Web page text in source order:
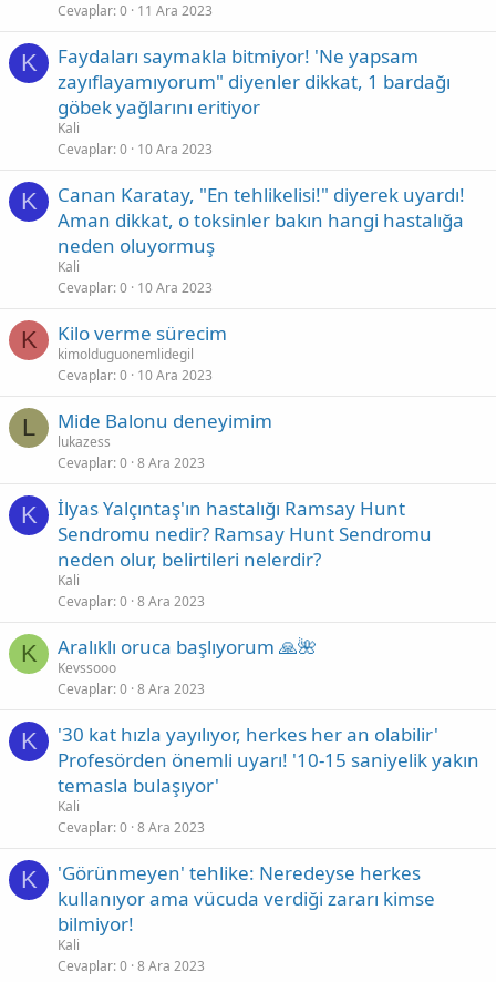
Cevaplar 0 11 Ara 2023
K
Faydaları saymakla bitmiyor! 'Ne yapsam
zayıflayamıyorum" diyenler dikkat, 1 bardağı
göbek yağlarını eritiyor
Kali
Cevaplar 0 10 Ara 2023
K
Canan Karatay, "En tehlikelisi!" diyerek uyardı!
Aman dikkat, o toksinler bakın hangi hastalığa
neden oluyormuş
Kali
Cevaplar 0 10 Ara 2023
K Kilo verme sürecim
kimolduguonemlidegil
Cevaplar 0 10 Ara 2023
L Mide Balonu deneyimim
lukazess
Cevaplar 0 8 Ara 2023
K
İlyas Yalçıntaş'ın hastalığı Ramsay Hunt
Sendromu nedir? Ramsay Hunt Sendromu
neden olur, belirtileri nelerdir?
Kali
Cevaplar 0 8 Ara 2023
K Aralıklı oruca başlıyorum 🙏🌺
Kevssooo
Cevaplar 0 8 Ara 2023
K
'30 kat hızla yayılıyor, herkes her an olabilir'
Profesörden önemli uyarı! '10-15 saniyelik yakın
temasla bulaşıyor'
Kali
Cevaplar 0 8 Ara 2023
K
'Görünmeyen' tehlike: Neredeyse herkes
kullanıyor ama vücuda verdiği zararı kimse
bilmiyor!
Kali
Cevaplar 0 8 Ara 2023